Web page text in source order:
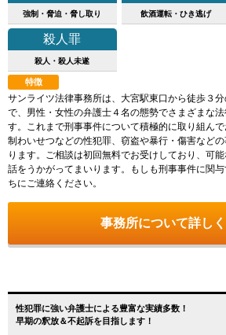
強制・脅迫・脅し取り 飲酒運転・ひき逃げ
殺人罪
殺人・殺人未遂
特徴
サンライツ法律事務所は、大宮駅東口から徒歩３
で、男性・女性の弁護士４名の態勢でさまざまな
す。これまで刑事事件について積極的に取り組ん
制わいせつなどの性犯罪、窃盗や暴行・傷害など
ります。ご相談は初回無料でお受けしており、可
話をうかがってまいります。もしも刑事事件に関
ちにご連絡ください。
事務所について詳し
性犯罪に強い弁護士による豊富な実績多数！
早期の釈放＆不起訴を目指します！